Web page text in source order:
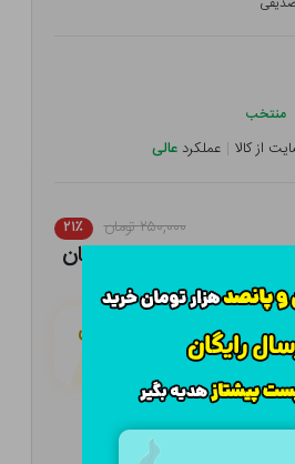
منتخب
از کالا | عملکرد عالی
۲۵۰,۰۰۰ تومان ۲۱٪
۱۹۷,۵۰۰ تومان
با تــرب‌پــی: